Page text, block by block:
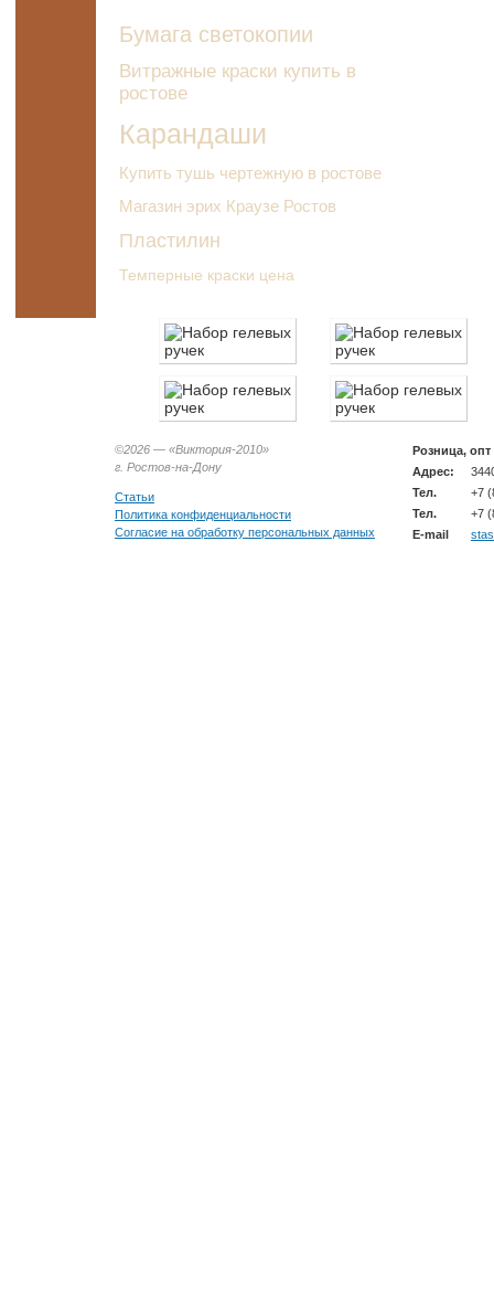
Бумага светокопии
Витражные краски купить в
ростове
Карандаши
Купить тушь чертежную в ростове
Магазин эрих Краузе Ростов
Пластилин
Темперные краски цена
©2026 — «Виктория-2010»
г. Ростов-на-Дону
Статьи
Политика конфиденциальности
Согласие на обработку персональных данных
Розница,
Адрес:
Тел.
+7
Тел.
+7
E-mail